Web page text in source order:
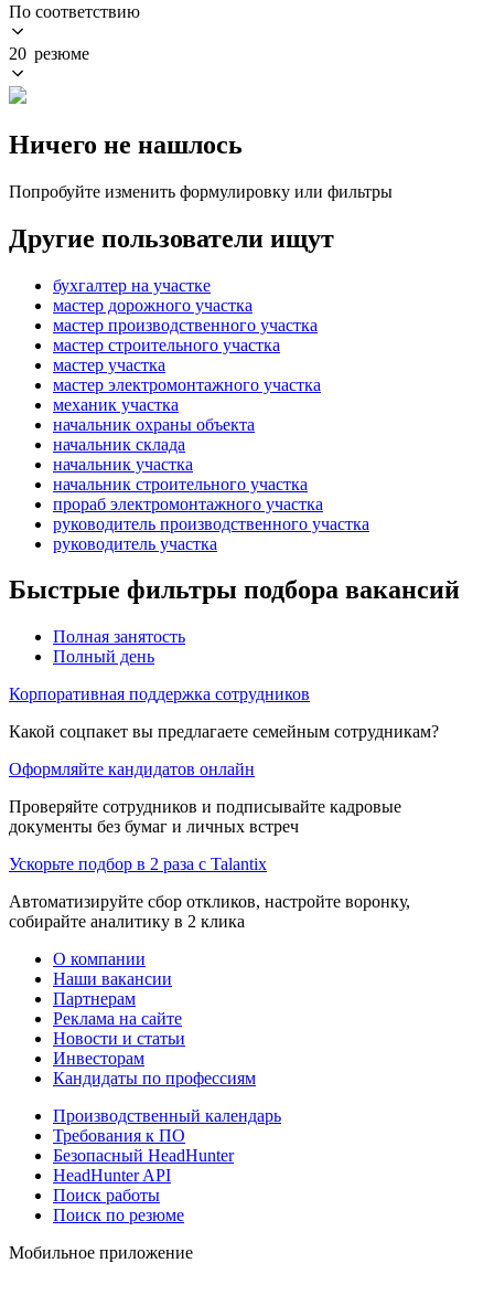
По соответствию
20 резюме
Ничего не нашлось
Попробуйте изменить формулировку или фильтры
Другие пользователи ищут
бухгалтер на участке
мастер дорожного участка
мастер производственного участка
мастер строительного участка
мастер участка
мастер электромонтажного участка
механик участка
начальник охраны объекта
начальник склада
начальник участка
начальник строительного участка
прораб электромонтажного участка
руководитель производственного участка
руководитель участка
Быстрые фильтры подбора вакансий
Полная занятость
Полный день
Корпоративная поддержка сотрудников
Какой соцпакет вы предлагаете семейным сотрудникам?
Оформляйте кандидатов онлайн
Проверяйте сотрудников и подписывайте кадровые
документы без бумаг и личных встреч
Ускорьте подбор в 2 раза с Talantix
Автоматизируйте сбор откликов, настройте воронку,
собирайте аналитику в 2 клика
О компании
Наши вакансии
Партнерам
Реклама на сайте
Новости и статьи
Инвесторам
Кандидаты по профессиям
Производственный календарь
Требования к ПО
Безопасный HeadHunter
HeadHunter API
Поиск работы
Поиск по резюме
Мобильное приложение